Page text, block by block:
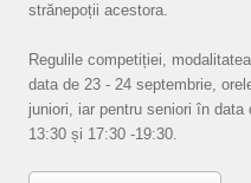
strănepoții acestora.
Regulile competiției,
data de 23 - 24 septembrie,
juniori, iar pentru seniori în
13:30 și 17:30 -19:30.